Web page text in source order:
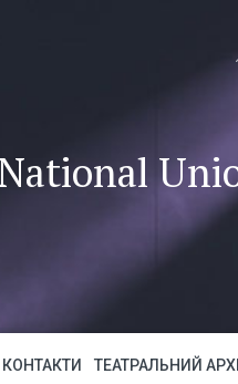
National
КОНТАКТИ ТЕАТРАЛЬНИЙ